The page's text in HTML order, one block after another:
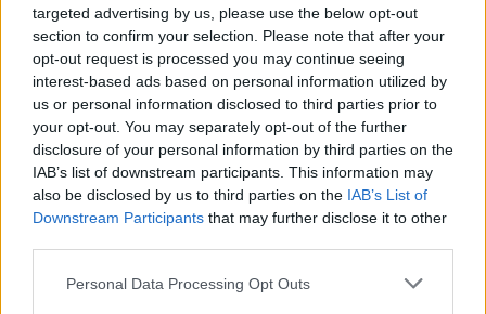
targeted advertising by us, please use the below opt-out
section to confirm your selection. Please note that after your
opt-out request is processed you may continue seeing
interest-based ads based on personal information utilized by
us or personal information disclosed to third parties prior to
your opt-out. You may separately opt-out of the further
disclosure of your personal information by third parties on the
IAB’s list of downstream participants. This information may
also be disclosed by us to third parties on the IAB’s List of
Downstream Participants that may further disclose it to other
Please note that this website/app uses one or more Google
Personal Data Processing Opt Outs